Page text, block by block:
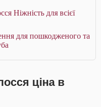
Ніжність для всієї
для пошкодженого та
ціна в